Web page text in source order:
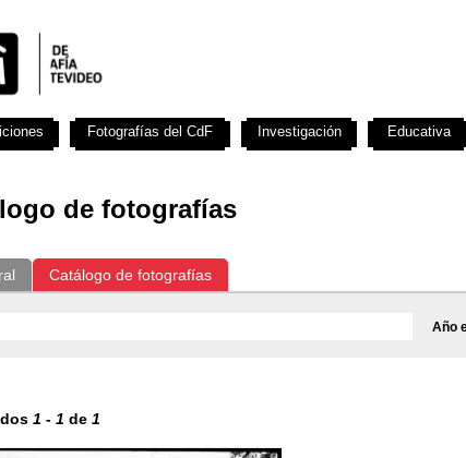
de fotografías
Catálogo de fotografías
Año
1 - 1 de 1
Fotografías del CdF Investigación Educativa